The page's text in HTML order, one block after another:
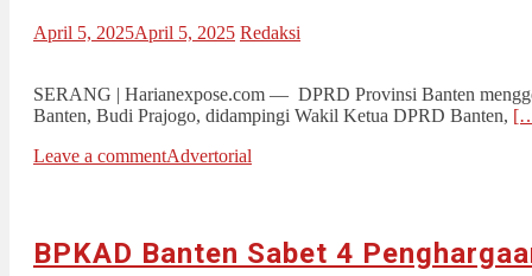
April 5, 2025April 5, 2025 Redaksi
SERANG | Harianexpose.com — DPRD Provinsi Banten
Banten, Budi Prajogo, didampingi Wakil Ketua DPRD Banten,
Leave a commentAdvertorial
BPKAD Banten Sabet 4